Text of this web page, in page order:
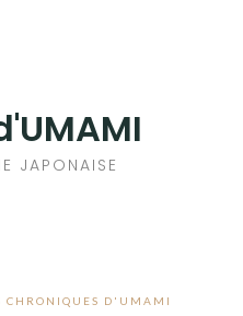
JAPONAISE
CHRONIQUES D'UMAMI